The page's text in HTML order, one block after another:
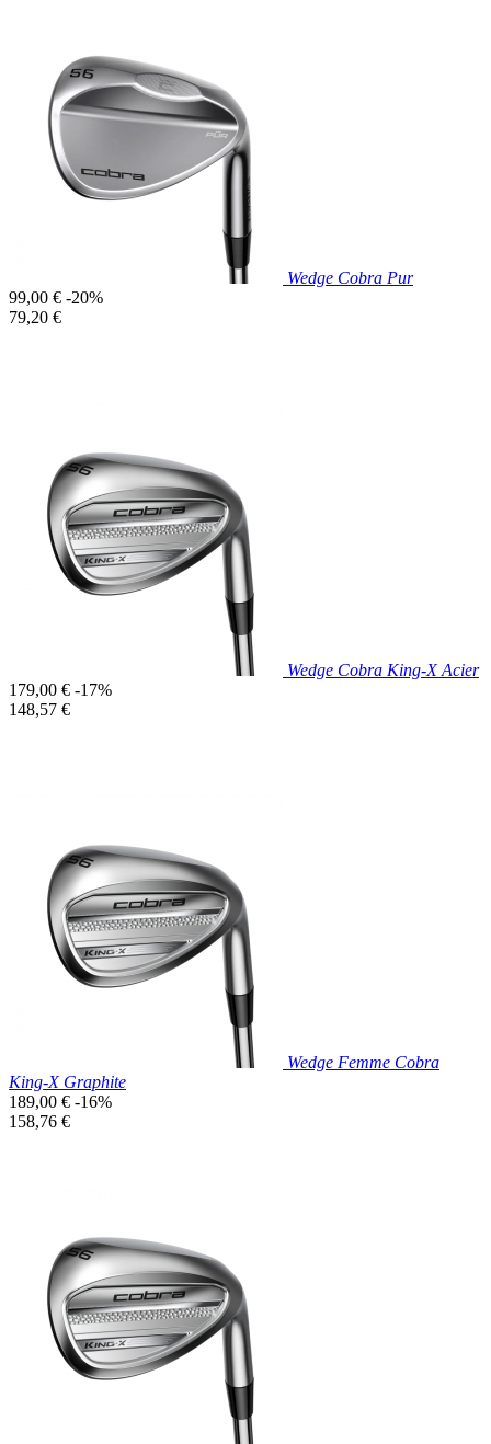
Aperçu rapide
Wedge Cobra Pur
Prix
de
99,00 € -20%
Prix
79,20 €
Aperçu rapide
Wedge Cobra King-X Acier
Prix
de
179,00 € -17%
Prix
148,57 €
Aperçu rapide
Wedge Femme Cobra
King-X Graphite
Prix
de
189,00 € -16%
Prix
158,76 €
Aperçu rapide